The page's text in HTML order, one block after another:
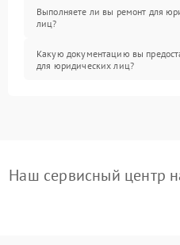
Выполняете ли вы ремонт для
лиц?
Какую документацию вы
для юридических лиц?
Наш сервисный центр